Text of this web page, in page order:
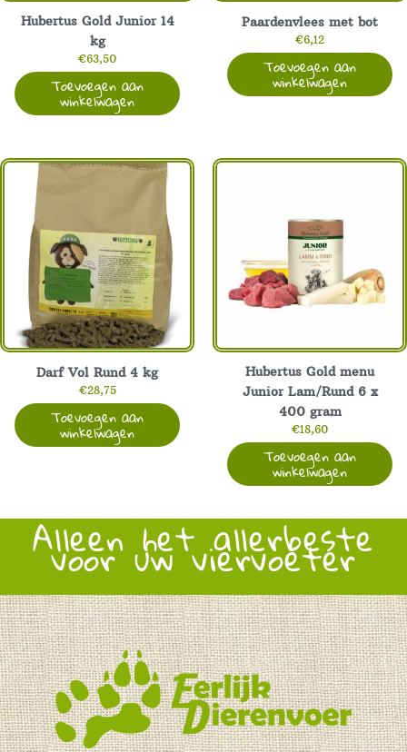
Hubertus Gold Junior 14
kg
€63,50
Toevoegen aan
winkelwagen
Paardenvlees met bot
€6,12
Toevoegen aan
winkelwagen
Darf Vol Rund 4 kg
€28,75
Toevoegen aan
winkelwagen
Hubertus Gold menu
Junior Lam/Rund 6 x
400 gram
€18,60
Toevoegen aan
winkelwagen
Alleen het allerbeste
voor uw viervoeter